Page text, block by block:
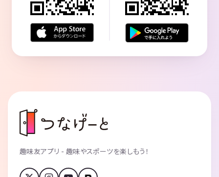
趣味友アプリ - 趣味やスポーツを楽しもう！